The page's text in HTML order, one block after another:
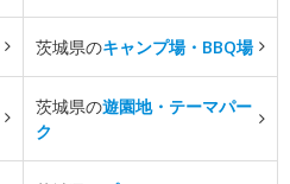
茨城県のキャンプ場・BBQ場
茨城県の遊園地・テーマパー
ク